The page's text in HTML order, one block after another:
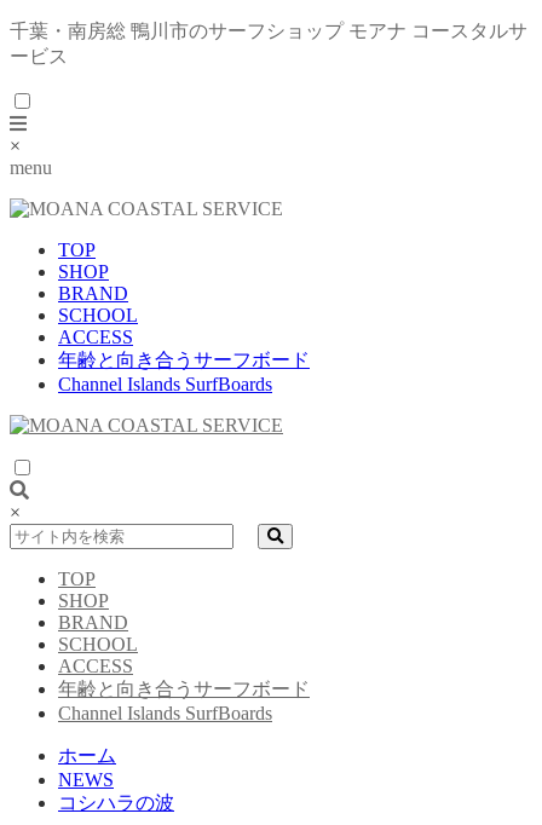
千葉・南房総 鴨川市のサーフショップ モアナ コースタルサ
ービス
×
menu
TOP
SHOP
BRAND
SCHOOL
ACCESS
年齢と向き合うサーフボード
Channel Islands SurfBoards
×
TOP
SHOP
BRAND
SCHOOL
ACCESS
年齢と向き合うサーフボード
Channel Islands SurfBoards
ホーム
NEWS
コシハラの波